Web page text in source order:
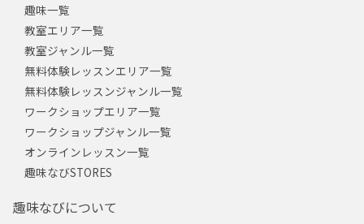
趣味一覧
教室エリア一覧
教室ジャンル一覧
無料体験レッスンエリア一覧
無料体験レッスンジャンル一覧
ワークショップエリア一覧
ワークショップジャンル一覧
オンラインレッスン一覧
趣味なびSTORES
趣味なびについて